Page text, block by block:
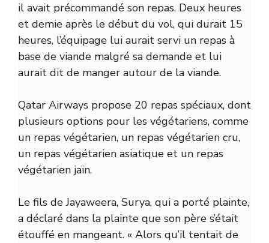
il avait précommandé son repas. Deux heures
et demie après le début du vol, qui durait 15
heures, l’équipage lui aurait servi un repas à
base de viande malgré sa demande et lui
aurait dit de manger autour de la viande.
Qatar Airways propose 20 repas spéciaux, dont
plusieurs options pour les végétariens, comme
un repas végétarien, un repas végétarien cru,
un repas végétarien asiatique et un repas
végétarien jaïn.
Le fils de Jayaweera, Surya, qui a porté plainte,
a déclaré dans la plainte que son père s’était
étouffé en mangeant. « Alors qu’il tentait de